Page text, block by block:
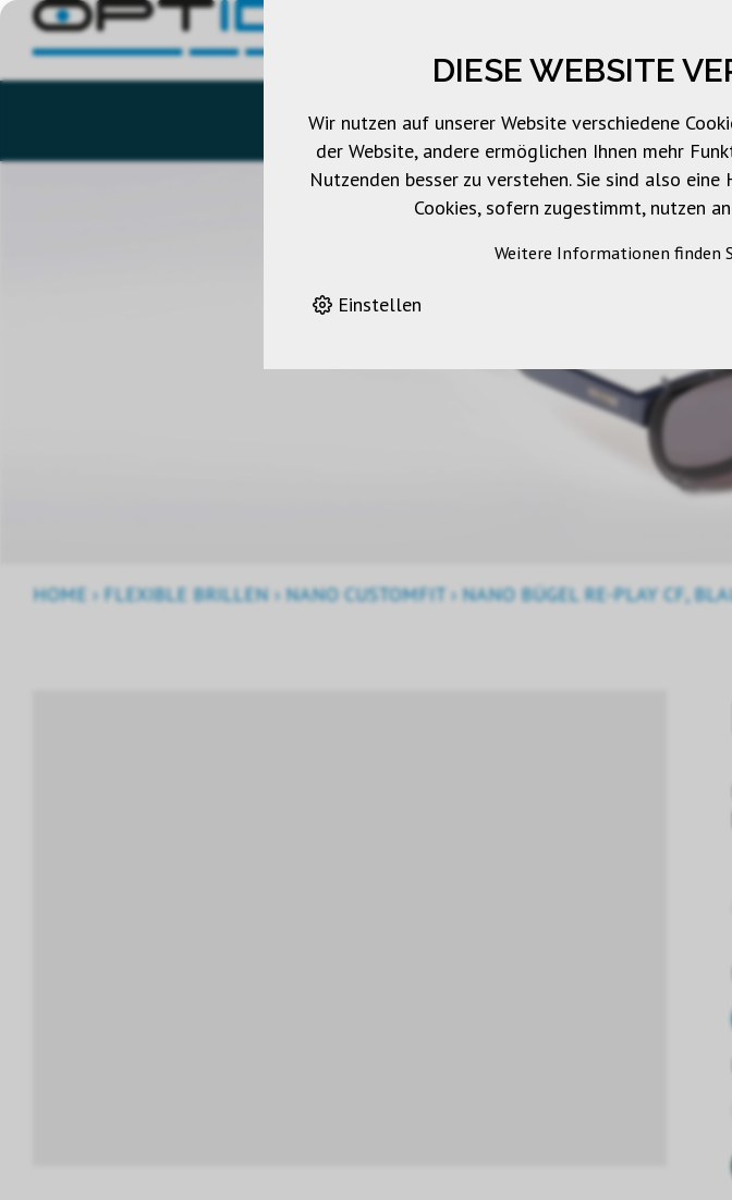
OPTIDEA-SHOP KATALOG UNTERNEHMEN
HOME › FLEXIBLE BRILLEN › NANO CUSTOMFIT › NANO BÜGEL RE-PLAY CF,
DIESE WEBSITE
Wir nutzen auf unserer Website verschiedene
der Website, andere ermöglichen Ihnen mehr
Nutzenden besser zu verstehen. Sie sind also
Cookies, sofern zugestimmt, nutzen
Weitere Informationen finden
Einstellen